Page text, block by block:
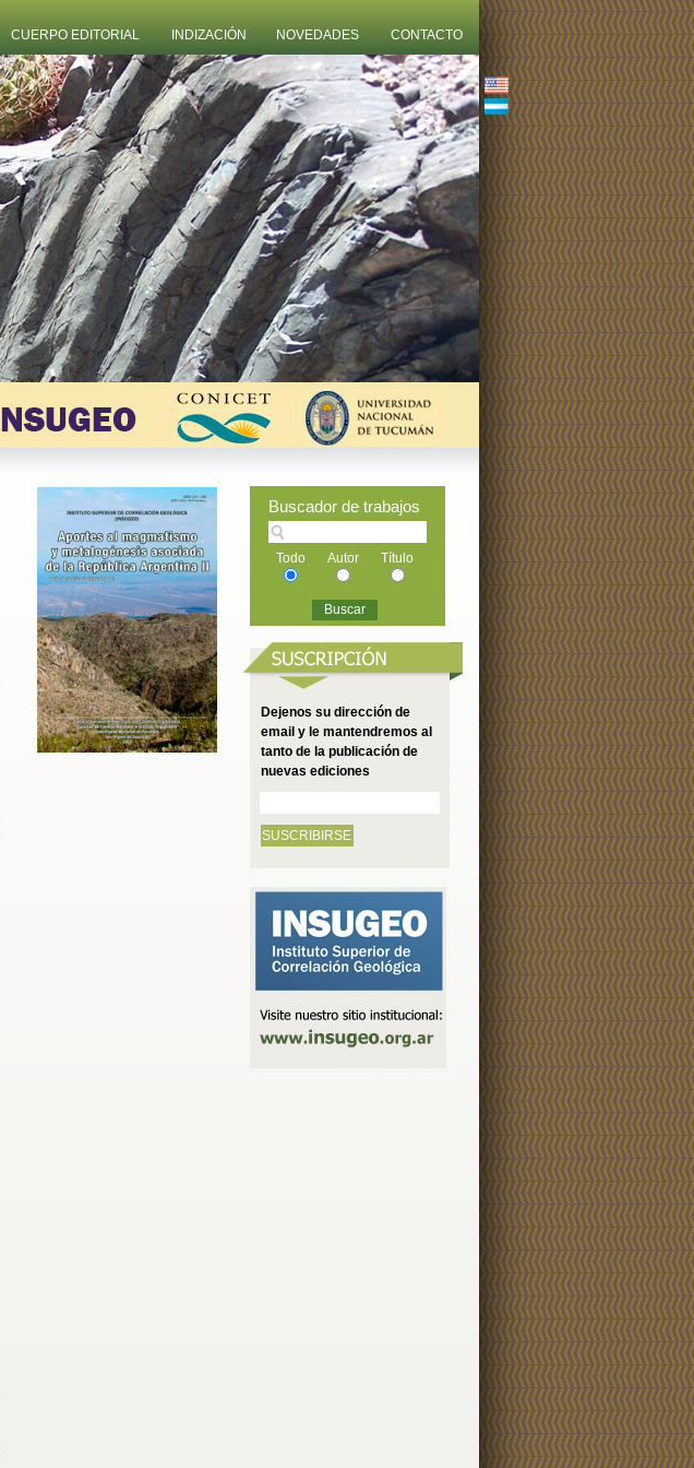
CUERPO EDITORIAL INDIZACIÓN NOVEDADES CONTACTO
Buscador de trabajos
Todo Autor Título
Dejenos su dirección de
email y le mantendremos al
tanto de la publicación de
nuevas ediciones